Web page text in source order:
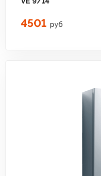
4501 руб